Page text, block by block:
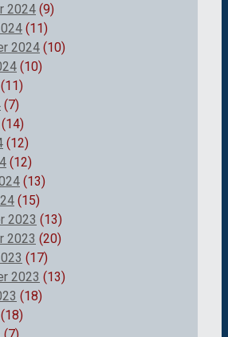
2024 (9)
(11)
2024 (10)
(10)
(11)
(7)
(14)
(12)
(12)
(13)
(15)
2023 (13)
2023 (20)
(17)
2023 (13)
(18)
(18)
(7)